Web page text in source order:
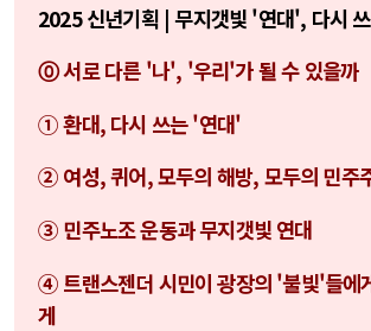
2025 신년기획 | 무지갯빛 '연대', 다시
⓪서로 다른 '나', '우리'가 될 수 있을까
① 환대, 다시 쓰는 '연대'
② 여성, 퀴어, 모두의 해방, 모두의 민주
③ 민주노조 운동과 무지갯빛 연대
④ 트랜스젠더 시민이 광장의 '불빛'들에
게